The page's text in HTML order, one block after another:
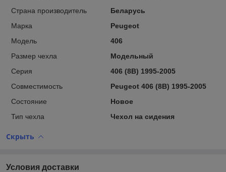
Страна производитель
Беларусь
Марка
Peugeot
Модель
406
Размер чехла
Модельный
Серия
406 (8B) 1995-2005
Совместимость
Peugeot 406 (8B) 1995-2005
Состояние
Новое
Тип чехла
Чехол на сидения
Скрыть
Условия доставки